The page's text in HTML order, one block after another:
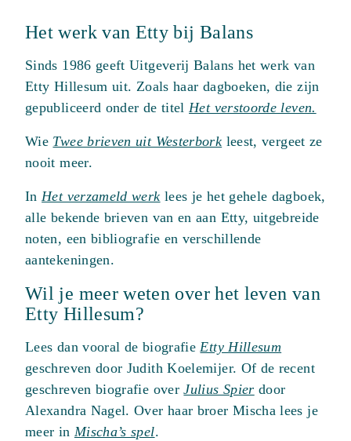
Het werk van Etty bij Balans
Sinds 1986 geeft Uitgeverij Balans het werk van
Etty Hillesum uit. Zoals haar dagboeken, die zijn
gepubliceerd onder de titelHet verstoorde leven.
Wie Twee brieven uit Westerbork leest, vergeet ze
nooit meer.
InHet verzameld werk lees je het gehele dagboek,
alle bekende brieven van en aan Etty, uitgebreide
noten, een bibliografie en verschillende
aantekeningen.
Wil je meer weten over het leven van
Etty Hillesum?
Lees dan vooral de biografieEtty Hillesum
geschreven door Judith Koelemijer. Of de recent
geschreven biografie overJulius Spier door
Alexandra Nagel. Over haar broer Mischa lees je
meer in Mischa’s spel.